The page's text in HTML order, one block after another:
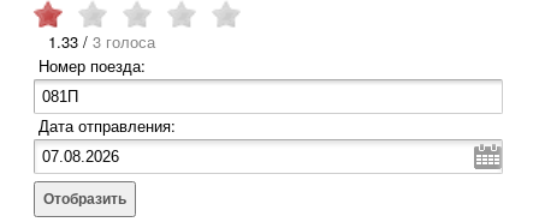
1.33 / 3 голоса
Номер поезда:
Дата отправления:
Отобразить